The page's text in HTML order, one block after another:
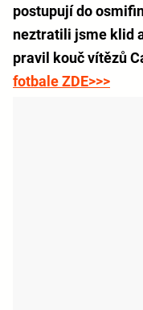
postupují do
neztratili jsme klid
pravil kouč vítězů
fotbale ZDE>>>